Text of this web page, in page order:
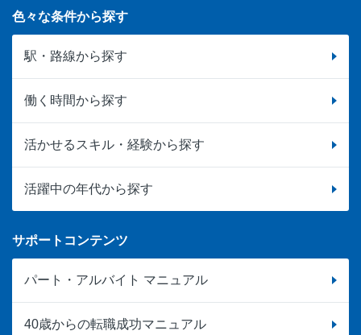
色々な条件から探す
駅・路線から探す
働く時間から探す
活かせるスキル・経験から探す
活躍中の年代から探す
サポートコンテンツ
パート・アルバイト マニュアル
40歳からの転職成功マニュアル